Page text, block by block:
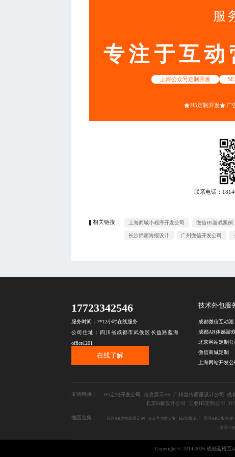
服
专注于互动
上海公众号定制开发
H5定制开发 广
联系电话：
相关链接： 上海商城小程序开发公司 微信H5游戏案例
长沙插画海报设计 广州微信开发公司
17723342546
服务时间：7*12小时在线服务
公司住址：四川省成都市武侯区长益路蓝海
office1201
在线了解
技术外包服
成都微
北京网站定制公
微信商城定制
上海网站开发公
友情链接： H5定制开发公司 信息展示H5 广州宣传画册设计公司 成
北京kt板设计公司
三亚H5定制公司 开
地区合集： 苏州AR虚拟场景定制 公众号功能定制 H5页面设计 昆明AR定制开发
京东小
Copyright © 2014-2026 成都蓝橙互